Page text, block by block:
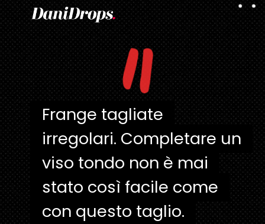
"
Frange tagliate
irregolari. Completare un
viso tondo non è mai
stato così facile come
con questo taglio.
Frange tagliate
irregolari. Completare un
viso tondo non è mai
stato così facile come